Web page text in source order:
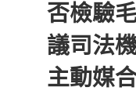
否檢驗
議司法
主動媒